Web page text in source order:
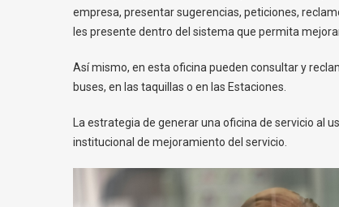
empresa, presentar sugerencias, peticiones,
les presente dentro del sistema que permita
Así mismo, en esta oficina pueden consultar y
buses, en las taquillas o en las Estaciones.
La estrategia de generar una oficina de servicio al
institucional de mejoramiento del servicio.